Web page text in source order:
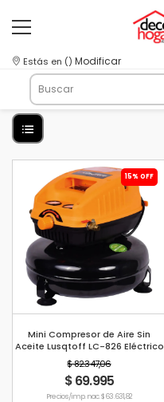
Estás en () Modificar
15% OFF
Mini Compresor de Aire Sin
Aceite Lusqtoff LC-826 Eléctrico
Portátil 12 Litros 0.33hp
$ 82.347,06
$ 69.995
Precio s/imp. nac. $ 63.631,82